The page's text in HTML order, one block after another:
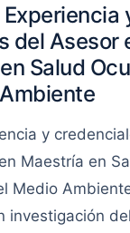
del Asesor
Salud
y
Maestría en
Medio
investigación